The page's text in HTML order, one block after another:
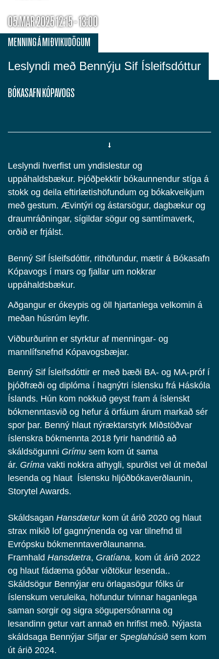
05.MAR 2025 12:15 - 13:00
Leslyndi með Bennýju Sif Ísleifsdóttur
MENNING Á MIÐVIKUDÖGUM
BÓKASAFN KÓPAVOGS
Leslyndi hverfist um yndislestur og
uppáhaldsbækur. Þjóðþekktir bókaunnendur stíga á
stokk og deila eftirlætishöfundum og bókakveikjum
með gestum. Ævintýri og ástarsögur, dagbækur og
draumráðningar, sígildar sögur og samtímaverk,
orðið er frjálst.
Benný Sif Ísleifsdóttir, rithöfundur, mætir á Bókasafn
Kópavogs í mars og fjallar um nokkrar
uppáhaldsbækur.
Aðgangur er ókeypis og öll hjartanlega velkomin á
meðan húsrúm leyfir.
Viðburðurinn er styrktur af menningar- og
mannlífsnefnd Kópavogsbæjar.
Benný Sif Ísleifsdóttir er með bæði BA- og MA-próf í
þjóðfræði og diplóma í hagnýtri íslensku frá Háskóla
Íslands. Hún kom nokkuð geyst fram á íslenskt
bókmenntasvið og hefur á örfáum árum markað sér
spor þar. Benný hlaut nýræktarstyrk Miðstöðvar
íslenskra bókmennta 2018 fyrir handritið að
skáldsögunni Grímu sem kom út sama
ár. Gríma vakti nokkra athygli, spurðist vel út meðal
lesenda og hlaut Íslensku hljóðbókaverðlaunin,
Storytel Awards.
Skáldsagan Hansdæturkom út árið 2020 og hlaut
strax mikið lof gagnrýnenda og var tilnefnd til
Evrópsku bókmenntaverðlaunanna.
Framhald Hansdætra, Gratíana, kom út árið 2022
og hlaut fádæma góðar viðtökur lesenda..
Skáldsögur Bennýjar eru örlagasögur fólks úr
íslenskum veruleika, höfundur tvinnar haganlega
saman sorgir og sigra sögupersónanna og
lesandinn getur vart annað en hrifist með. Nýjasta
skáldsaga Bennýjar Sifjar er Speglahúsið sem kom
út árið 2024.